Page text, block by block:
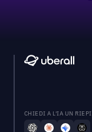
CHIEDI A L'IA UN